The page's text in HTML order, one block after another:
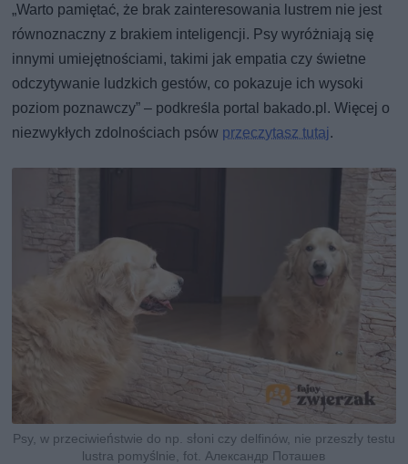
„Warto pamiętać, że brak zainteresowania lustrem nie jest
równoznaczny z brakiem inteligencji. Psy wyróżniają się
innymi umiejętnościami, takimi jak empatia czy świetne
odczytywanie ludzkich gestów, co pokazuje ich wysoki
poziom poznawczy” – podkreśla portal bakado.pl. Więcej o
niezwykłych zdolnościach psów przeczytasz tutaj.
Psy, w przeciwieństwie do np. słoni czy delfinów, nie przeszły testu
lustra pomyślnie, fot. Александр Поташев